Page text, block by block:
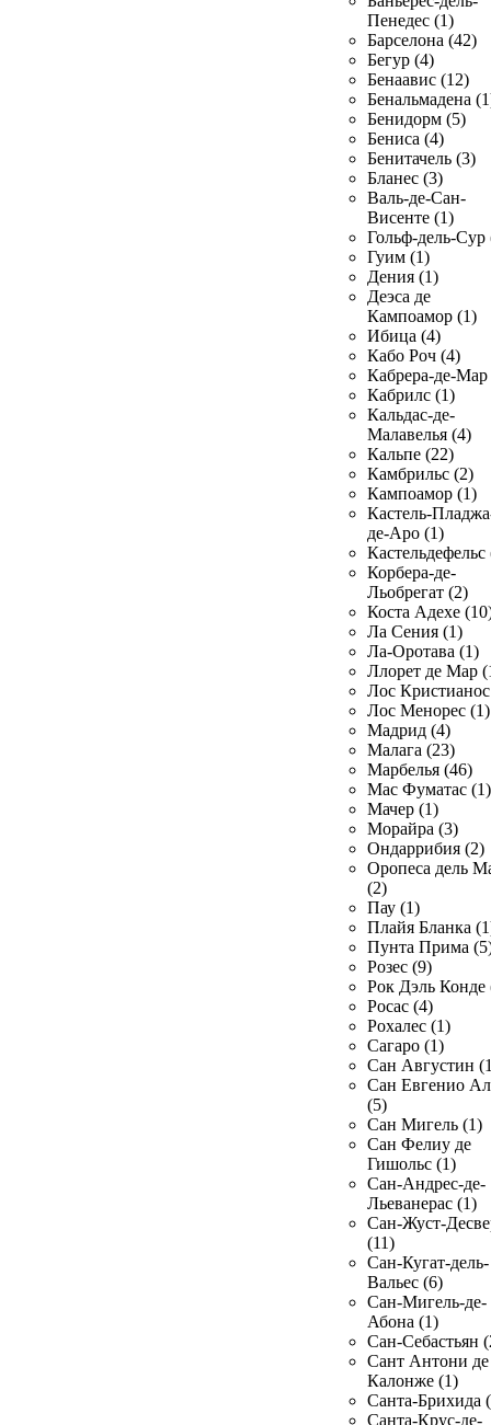
Пенедес (1)
Барселона (42)
Бегур (4)
Бенаавис (12)
Бенальмадена
Бенидорм (5)
Бениса (4)
Бенитачель (3)
Бланес (3)
Валь-де-Сан-
Висенте (1)
Гольф-дель-Сур
Гуим (1)
Дения (1)
Деэса де
Кампоамор (1)
Ибица (4)
Кабо Роч (4)
Кабрера-де-Мар
Кабрилс (1)
Кальдас-де-
Малавелья (4)
Кальпе (22)
Камбрильс (2)
Кампоамор (1)
Кастель-
де-Аро (1)
Кастельдефельс
Корбера-де-
Льобрегат (2)
Коста Адехе
Ла Сения (1)
Ла-Оротава (1)
Ллорет де Мар
Лос
Лос Менорес (1)
Мадрид (4)
Малага (23)
Марбелья (46)
Мас Фуматас (1)
Мачер (1)
Морайра (3)
Ондаррибия (2)
Оропеса дель
(2)
Пау (1)
Плайя Бланка
Пунта Прима
Розес (9)
Рок Дэль Конде
Росас (4)
Рохалес (1)
Сагаро (1)
Сан Августин
Сан Евгенио
(5)
Сан Мигель (1)
Сан Фелиу де
Гишольс (1)
Сан-Андрес-де-
Льеванерас (1)
Сан-Жуст-
(11)
Сан-Кугат-дель-
Вальес (6)
Сан-Мигель-де-
Абона (1)
Сан-Себастьян
Сант Антони де
Калонже (1)
Санта-Брихида
Санта-Крус-де-